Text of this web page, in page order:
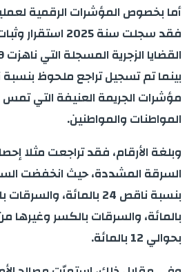
أما بخصوص المؤشرات الرقمية
فقد سجلت سنة 2025
مؤشرات الجريمة العنيفة التي تمس
المواطنات والمواطنين.
وبلغة الأرقام، فقد تراجعت مثلا
السرقة المشددة، حيث انخفضت
بالمائة، والسرقات بالكسر وغيرها
بحوالي 12 بالمائة.